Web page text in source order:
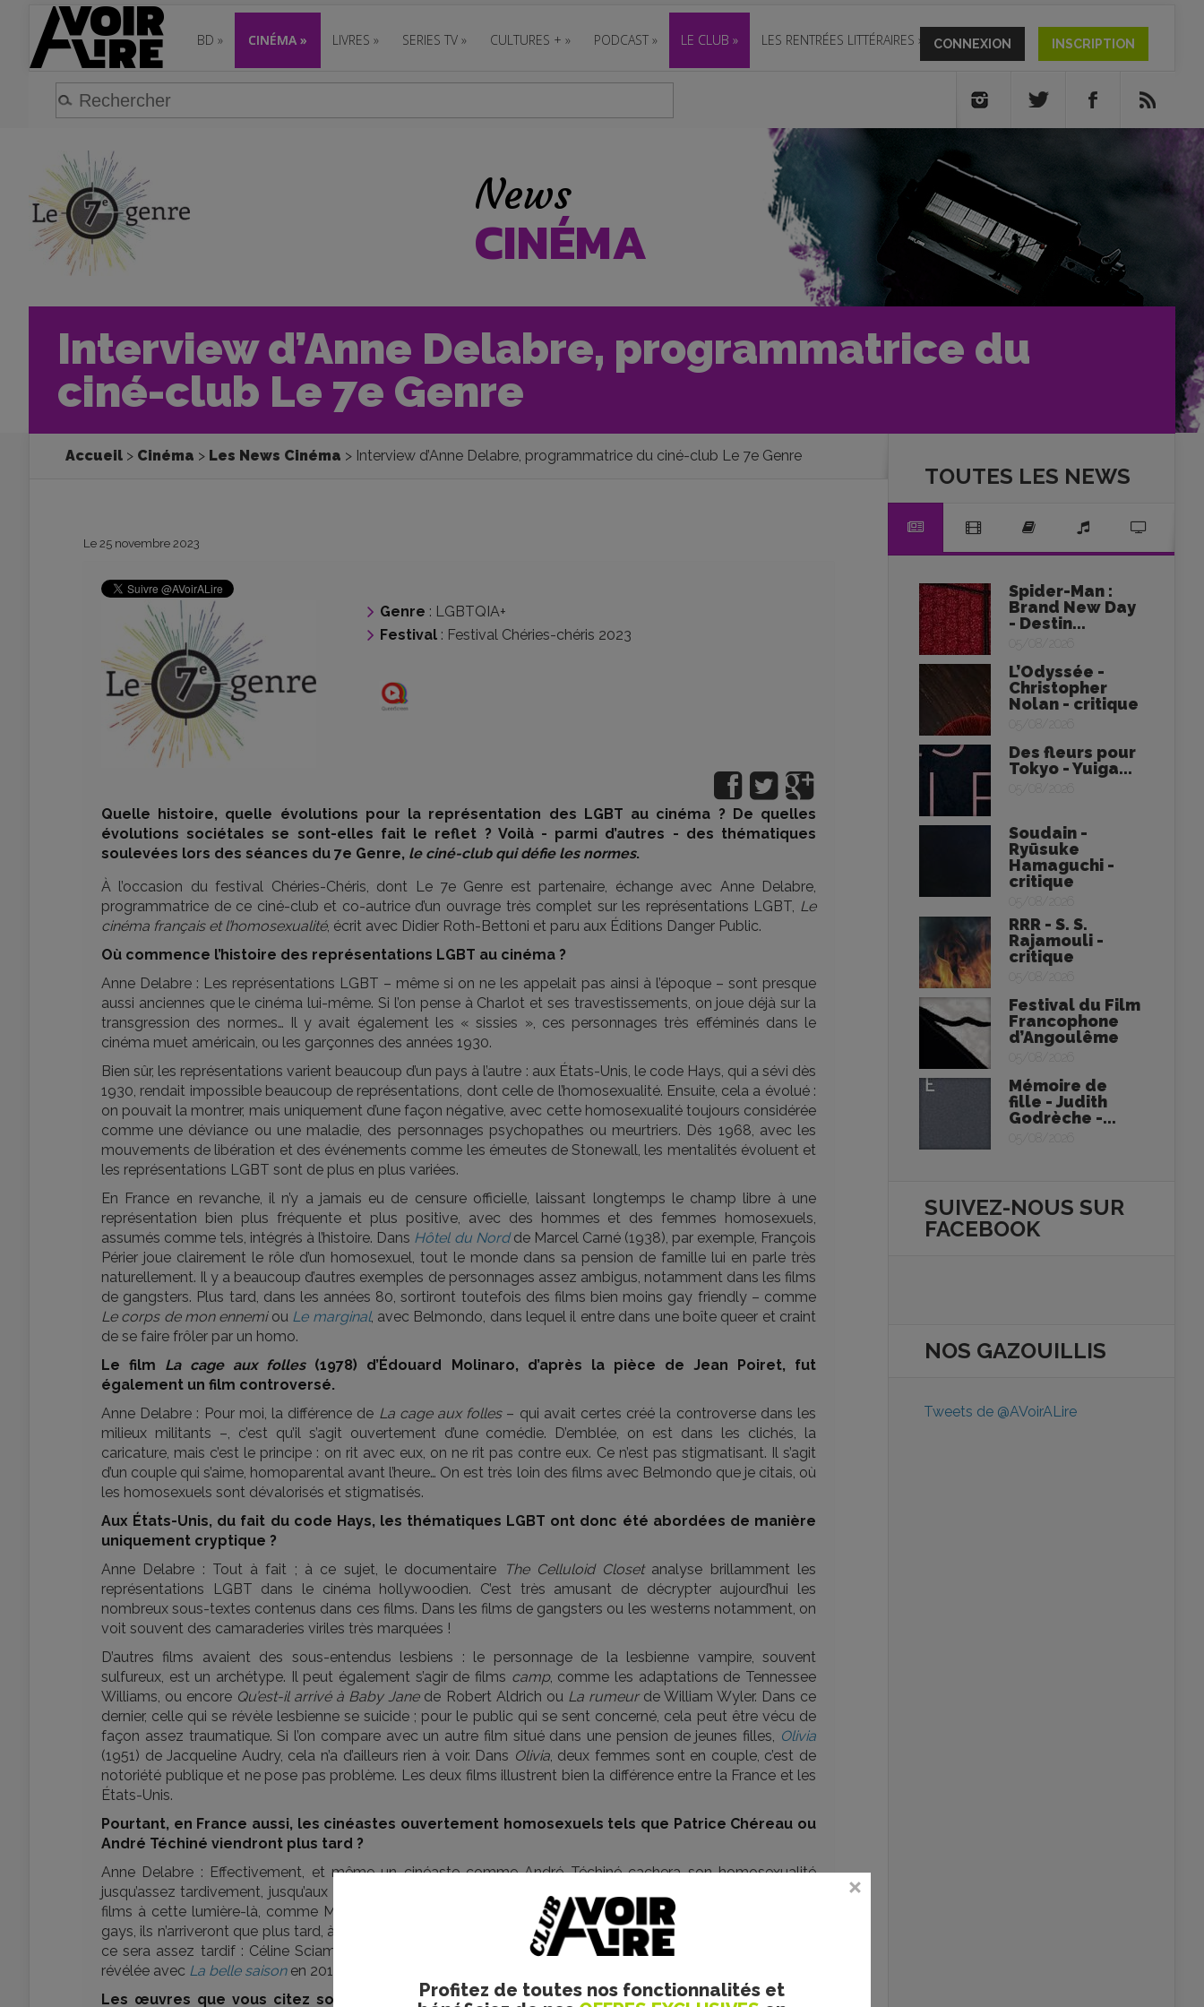
BD » CINÉMA » LIVRES » SERIES TV » CULTURES + » PODCAST » LE CLUB » LES RENTRÉES LITTÉRAIRES » CONNEXION INSCRIPTION
Profitez de toutes nos fonctionnalités et
News
CINÉMA
Interview d’Anne Delabre, programmatrice du
ciné-club Le 7e Genre
Accueil Cinéma Les News Cinéma Interview d’Anne Delabre, programmatrice du ciné-club Le 7e Genre
Le 25 novembre 2023
Genre : LGBTQIA+
Festival : Festival Chéries-chéris 2023
Quelle histoire, quelle évolutions pour la représentation des LGBT au cinéma ? De quelles
évolutions sociétales se sont-elles fait le reflet ? Voilà - parmi d’autres - des thématiques
soulevées lors des séances du 7e Genre, le ciné-club qui défie les normes.
À l’occasion du festival Chéries-Chéris, dont Le 7e Genre est partenaire, échange avec Anne Delabre,
programmatrice de ce ciné-club et co-autrice d’un ouvrage très complet sur les représentations LGBT, Le
cinéma français et l’homosexualité, écrit avec Didier Roth-Bettoni et paru aux Éditions Danger Public.
Où commence l’histoire des représentations LGBT au cinéma ?
Anne Delabre : Les représentations LGBT – même si on ne les appelait pas ainsi à l’époque – sont presque
aussi anciennes que le cinéma lui-même. Si l’on pense à Charlot et ses travestissements, on joue déjà sur la
transgression des normes… Il y avait également les « sissies », ces personnages très efféminés dans le
cinéma muet américain, ou les garçonnes des années 1930.
Bien sûr, les représentations varient beaucoup d’un pays à l’autre : aux États-Unis, le code Hays, qui a sévi dès
1930, rendait impossible beaucoup de représentations, dont celle de l’homosexualité. Ensuite, cela a évolué :
on pouvait la montrer, mais uniquement d’une façon négative, avec cette homosexualité toujours considérée
comme une déviance ou une maladie, des personnages psychopathes ou meurtriers. Dès 1968, avec les
mouvements de libération et des événements comme les émeutes de Stonewall, les mentalités évoluent et
les représentations LGBT sont de plus en plus variées.
En France en revanche, il n’y a jamais eu de censure officielle, laissant longtemps le champ libre à une
représentation bien plus fréquente et plus positive, avec des hommes et des femmes homosexuels,
assumés comme tels, intégrés à l’histoire. Dans Hôtel du Nordde Marcel Carné (1938), par exemple, François
Périer joue clairement le rôle d’un homosexuel, tout le monde dans sa pension de famille lui en parle très
naturellement. Il y a beaucoup d’autres exemples de personnages assez ambigus, notamment dans les films
de gangsters. Plus tard, dans les années 80, sortiront toutefois des films bien moins gay friendly – comme
Le corps de mon ennemiou Le marginal, avec Belmondo, dans lequel il entre dans une boîte queer et craint
de se faire frôler par un homo.
Le film La cage aux folles(1978) d’Édouard Molinaro, d’après la pièce de Jean Poiret, fut
également un film controversé.
Anne Delabre : Pour moi, la différence de La cage aux folles– qui avait certes créé la controverse dans les
milieux militants –, c’est qu’il s’agit ouvertement d’une comédie. D’emblée, on est dans les clichés, la
caricature, mais c’est le principe : on rit avec eux, on ne rit pas contre eux. Ce n’est pas stigmatisant. Il s’agit
d’un couple qui s’aime, homoparental avant l’heure… On est très loin des films avec Belmondo que je citais, où
les homosexuels sont dévalorisés et stigmatisés.
Aux États-Unis, du fait du code Hays, les thématiques LGBT ont donc été abordées de manière
uniquement cryptique ?
Anne Delabre : Tout à fait ; à ce sujet, le documentaire
The Celluloid Closetanalyse brillamment les
représentations LGBT dans le cinéma hollywoodien. C’est très amusant de décrypter aujourd’hui les
nombreux sous-textes contenus dans ces films. Dans les films de gangsters ou les westerns notamment, on
voit souvent des camaraderies viriles très marquées !
D’autres films avaient des sous-entendus lesbiens : le personnage de la lesbienne vampire, souvent
sulfureux, est un archétype. Il peut également s’agir de films camp, comme les adaptations de Tennessee
Williams, ou encore Qu’est-il arrivé à Baby Janede Robert Aldrich ou La rumeurde William Wyler. Dans ce
dernier, celle qui se révèle lesbienne se suicide ; pour le public qui se sent concerné, cela peut être vécu de
façon assez traumatique. Si l’on compare avec un autre film situé dans une pension de jeunes filles, Olivia
(1951) de Jacqueline Audry, cela n’a d’ailleurs rien à voir. Dans Olivia, deux femmes sont en couple, c’est de
notoriété publique et ne pose pas problème. Les deux films illustrent bien la différence entre la France et les
États-Unis.
Pourtant, en France aussi, les cinéastes ouvertement homosexuels tels que Patrice Chéreau ou
André Téchiné viendront plus tard ?
Anne Delabre : Effectivement, et même un cinéaste comme André Téchiné cachera son homosexualité
jusqu’assez tardivement, jusqu’aux
(1994). Avant cela, on pouvait toutefois décoder ses
films à cette lumière-là, comme Marcel Carné avant lui. Si l’on prend François Ozon ou d’autres cinéastes
gays, ils n’arriveront que plus tard, à la fin des années 1990 ou dans les années 2000. Pour les femmes aussi,
ce sera assez tardif : Céline Sciamma réalisera
Naissance des pieuvres
en 2007 et Catherine Corsini s’est
révélée avec La belle saisonen 2015.
Les œuvres que vous citez sont des films grand public, avec des interprètes connus. Ont-ils
TOUTES LES NEWS
Spider-Man :
Brand New Day
- Destin...
05/08/2026
L’Odyssée -
Christopher
Nolan - critique
05/08/2026
Des fleurs pour
Tokyo - Yuiga...
05/08/2026
Soudain -
Ryūsuke
Hamaguchi -
critique
05/08/2026
RRR - S. S.
Rajamouli -
critique
05/08/2026
Festival du Film
Francophone
d’Angoulême
05/08/2026
Mémoire de
fille - Judith
Godrèche -...
05/08/2026
SUIVEZ-NOUS SUR
FACEBOOK
NOS GAZOUILLIS
Tweets de @AVoirALire